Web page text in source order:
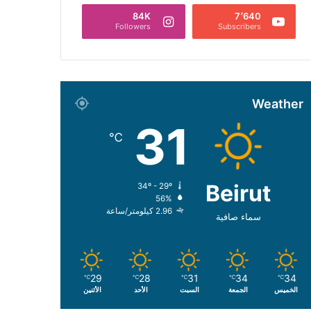
7٬640
Subscribers
84K
Followers
Weather
Beirut
سماء صافية
31
℃
56%
2.96 كيلومتر/ساعة
34
℃
الخميس
34
℃
الجمعة
31
℃
السبت
28
℃
الأحد
29
℃
الأثنين